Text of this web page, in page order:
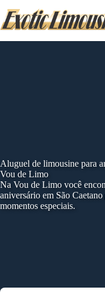
to
content
Aluguel de limousine para
Vou de Limo
Na Vou de Limo você
aniversário em São
momentos especiais.